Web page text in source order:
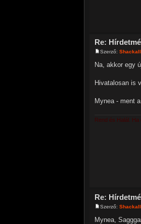
Re:
Szerző:
Na, akkor egy
Hivatalosan is
Mynea - ment
Rend és Halál.
Re:
Szerző:
Mynea,